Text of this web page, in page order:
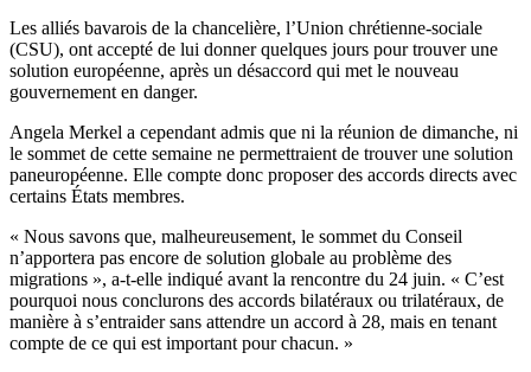
Les alliés bavarois de la chancelière, l’Union chrétienne-sociale
(CSU), ont accepté de lui donner quelques jours pour trouver une
solution européenne, après un désaccord qui met le nouveau
gouvernement en danger.
Angela Merkel a cependant admis que ni la réunion de dimanche, ni
le sommet de cette semaine ne permettraient de trouver une solution
paneuropéenne. Elle compte donc proposer des accords directs avec
certains États membres.
« Nous savons que, malheureusement, le sommet du Conseil
n’apportera pas encore de solution globale au problème des
migrations », a-t-elle indiqué avant la rencontre du 24 juin. « C’est
pourquoi nous conclurons des accords bilatéraux ou trilatéraux, de
manière à s’entraider sans attendre un accord à 28, mais en tenant
compte de ce qui est important pour chacun. »